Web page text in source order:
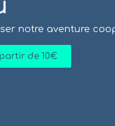
notre aventure
de 10€